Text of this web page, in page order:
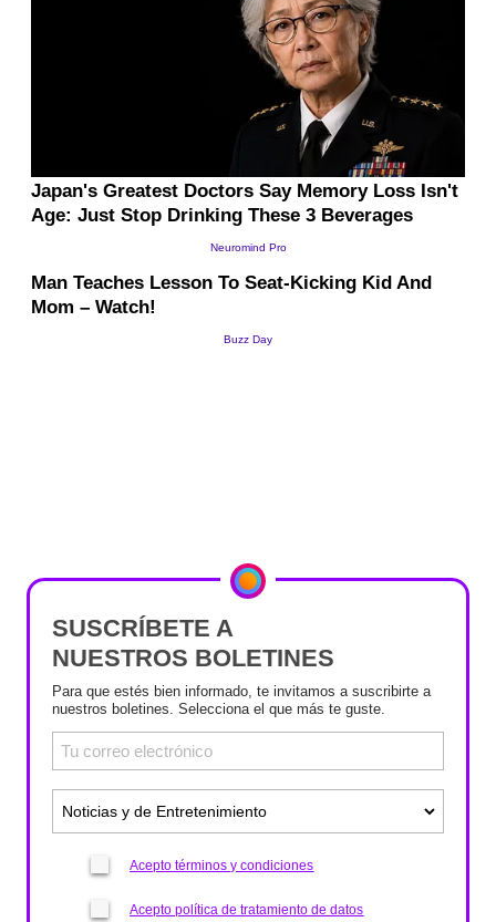
SUSCRÍBETE A
NUESTROS BOLETINES
Para que estés bien informado, te invitamos a suscribirte a
nuestros boletines. Selecciona el que más te guste.
Acepto términos y condiciones
Acepto política de tratamiento de datos